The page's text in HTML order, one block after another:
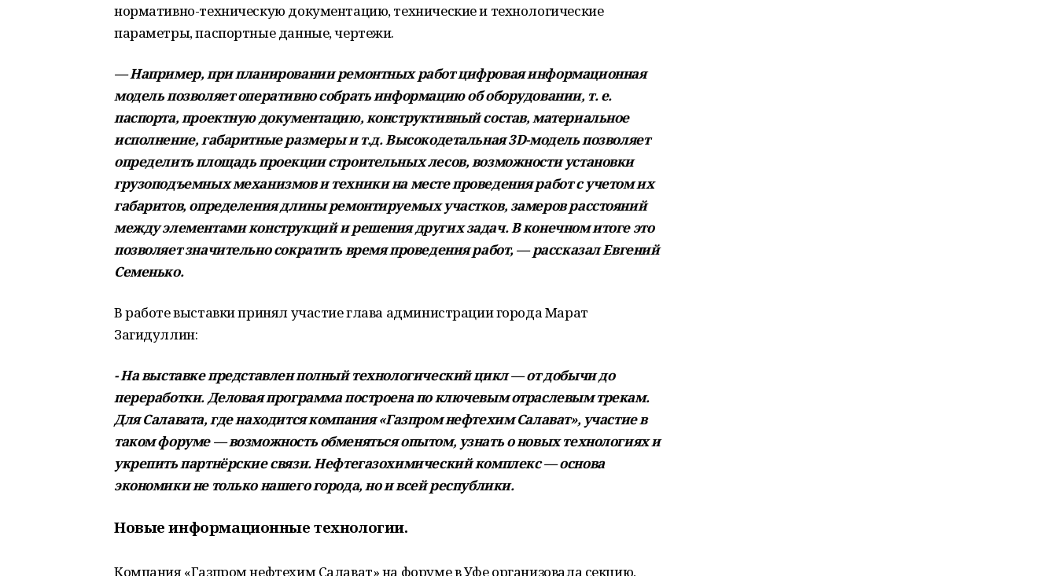
нормативно-техническую документацию, технические и технологические
параметры, паспортные данные, чертежи.
— Например, при планировании ремонтных работ цифровая информационная
модель позволяет оперативно собрать информацию об оборудовании, т. е.
паспорта, проектную документацию, конструктивный состав, материальное
исполнение, габаритные размеры и т.д. Высокодетальная 3D-модель позволяет
определить площадь проекции строительных лесов, возможности установки
грузоподъемных механизмов и техники на месте проведения работ с учетом их
габаритов, определения длины ремонтируемых участков, замеров расстояний
между элементами конструкций и решения других задач. В конечном итоге это
позволяет значительно сократить время проведения работ, — рассказал Евгений
Семенько.
В работе выставки принял участие глава администрации города Марат
Загидуллин:
- На выставке представлен полный технологический цикл — от добычи до
переработки. Деловая программа построена по ключевым отраслевым трекам.
Для Салавата, где находится компания «Газпром нефтехим Салават», участие в
таком форуме — возможность обменяться опытом, узнать о новых технологиях и
укрепить партнёрские связи. Нефтегазохимический комплекс — основа
экономики не только нашего города, но и всей республики.
Новые информационные технологии.
Компания «Газпром нефтехим Салават» на форуме в Уфе организовала секцию,